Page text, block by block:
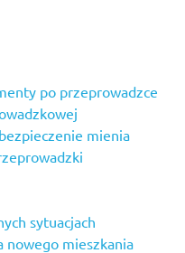
po przeprowadzce
mienia
sytuacjach
nowego mieszkania